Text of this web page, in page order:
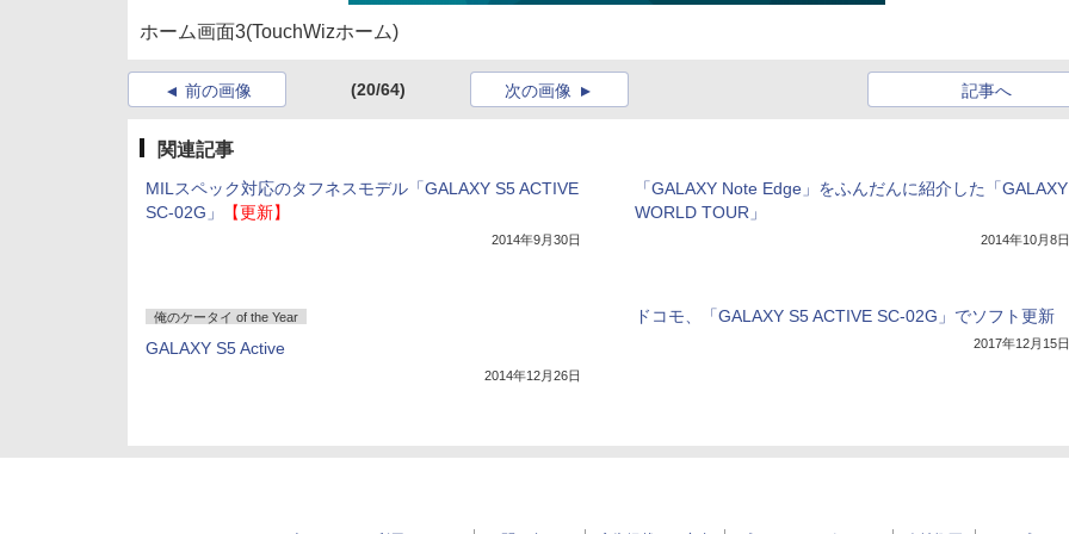
ホーム画面3(TouchWizホーム)
前の画像 (20/64) 記事へ
次の画像
関連記事
MILスペック対応のタフネスモデル「GALAXY S5 ACTIVE
SC-02G」
【更新】
2014年9月30日
「GALAXY Note Edge」をふんだんに紹介した「GALAXY
WORLD TOUR」
2014年10月8日
俺のケータイ of the Year
GALAXY S5 Active
2014年12月26日
ドコモ、「GALAXY S5 ACTIVE SC-02G」でソフト更新
2017年12月15日